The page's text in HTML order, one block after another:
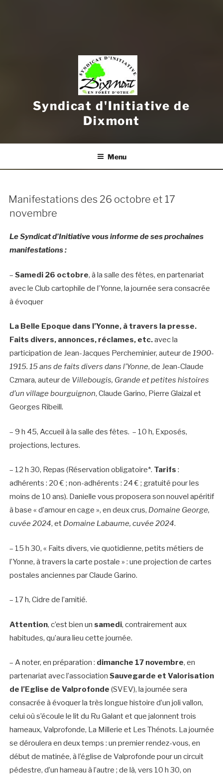
Syndicat d'Initiative de
Dixmont
Menu
Manifestations des 26 octobre et 17
novembre
Le Syndicat d’Initiative vous informe de ses prochaines
manifestations :
–Samedi 26 octobre, à la salle des fêtes, en partenariat
avec le Club cartophile de l’Yonne, la journée sera consacrée
à évoquer
La Belle Epoque dans l’Yonne, à travers la presse.
Faits divers, annonces, réclames, etc.avec la
participation de Jean-Jacques Percheminier, auteur de1900-
1915. 15 ans de faits divers dans l’Yonne, de Jean-Claude
Czmara, auteur de Villebougis, Grande et petites histoires
d’un village bourguignon, Claude Garino, Pierre Glaizal et
Georges Ribeill.
– 9 h 45, Accueil à la salle des fêtes. – 10 h, Exposés,
projections, lectures.
– 12 h 30, Repas (Réservation obligatoire*. Tarifs :
adhérents : 20 € ; non-adhérents : 24 € ; gratuité pour les
moins de 10 ans). Danielle vous proposera son nouvel apéritif
à base « d’amour en cage », en deux crus, Domaine George,
cuvée 2024, et Domaine Labaume, cuvée 2024.
– 15 h 30, « Faits divers, vie quotidienne, petits métiers de
l’Yonne, à travers la carte postale » : une projection de cartes
postales anciennes par Claude Garino.
– 17 h, Cidre de l’amitié.
Attention, c’est bien unsamedi, contrairement aux
habitudes, qu’aura lieu cette journée.
– A noter, en préparation : dimanche 17 novembre, en
partenariat avec l’associationSauvegarde et Valorisation
de l’Eglise de Valprofonde (SVEV), la journée sera
consacrée à évoquer la très longue histoire d’un joli vallon,
celui où s’écoule le lit du Ru Galant et que jalonnent trois
hameaux, Valprofonde, La Millerie et Les Thénots. La journée
se déroulera en deux temps : un premier rendez-vous, en
début de matinée, à l’église de Valprofonde pour un circuit
pédestre, d’un hameau à l’autre ; de là, vers 10 h 30, on